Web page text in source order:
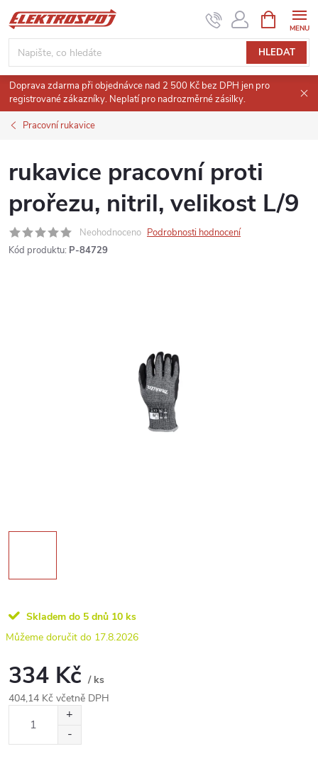
Přejít
na
obsah
HLEDAT
NÁKUPNÍ
KOŠÍK
Doprava zdarma při objednávce nad 2 500 Kč bez DPH jen pro
registrované zákazníky. Neplatí pro nadrozměrné zásilky.
Pracovní rukavice
rukavice pracovní proti
prořezu, nitril, velikost L/9
Neohodnoceno Podrobnosti hodnocení
Kód produktu: P-84729
Skladem do 5 dnů 10 ks
17.8.2026
334 Kč / ks
404,14 Kč včetně DPH